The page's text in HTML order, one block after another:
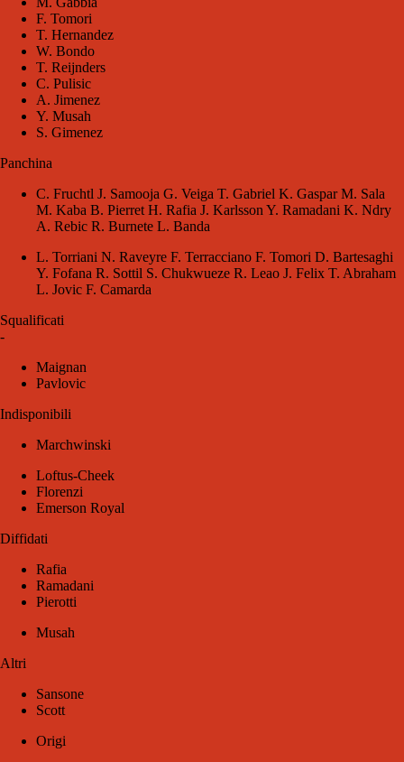
F. Tomori
T. Hernandez
W. Bondo
T. Reijnders
C. Pulisic
A. Jimenez
Y. Musah
S. Gimenez
Panchina
C. Fruchtl J. Samooja G. Veiga T. Gabriel K. Gaspar M. Sala
M. Kaba B. Pierret H. Rafia J. Karlsson Y. Ramadani K. Ndry
A. Rebic R. Burnete L. Banda
L. Torriani N. Raveyre F. Terracciano F. Tomori D. Bartesaghi
Y. Fofana R. Sottil S. Chukwueze R. Leao J. Felix T. Abraham
L. Jovic F. Camarda
Squalificati
-
Maignan
Pavlovic
Indisponibili
Marchwinski
Loftus-Cheek
Florenzi
Emerson Royal
Diffidati
Rafia
Ramadani
Pierotti
Musah
Altri
Sansone
Scott
Origi